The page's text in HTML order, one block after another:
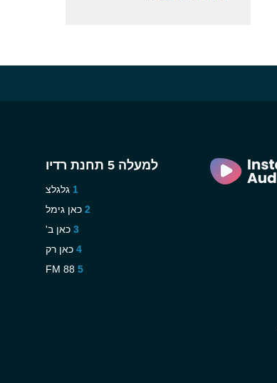
למעלה 5 תחנת רדיו
גלגלצ
כאן גימל
כאן ב'
כאן רק
88 FM